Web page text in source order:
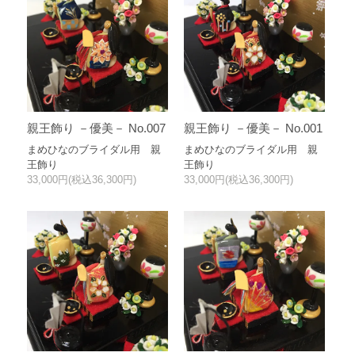
親王飾り －優美－ No.007
まめひなのブライダル用 親
王飾り
33,000円(税込36,300円)
親王飾り －優美－ No.001
まめひなのブライダル用 親
王飾り
33,000円(税込36,300円)